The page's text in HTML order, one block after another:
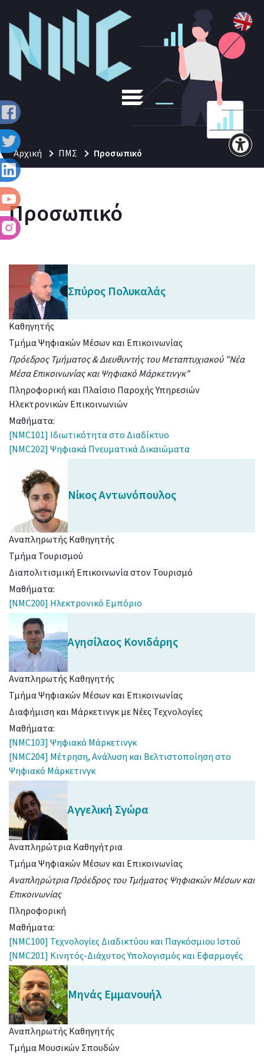
Αρχική ΠΜΣ Προσωπικό
Προσωπικό
Σπύρος Πολυκαλάς
Καθηγητής
Τμήμα Ψηφιακών Μέσων και Επικοινωνίας
Πρόεδρος Τμήματος & Διευθυντής του Μεταπτυχιακού "Νέα
Μέσα Επικοινωνίας και Ψηφιακό Μάρκετινγκ"
Πληροφορική και Πλαίσιο Παροχής Υπηρεσιών
Ηλεκτρονικών Επικοινωνιών
Μαθήματα:
[NMC101] Ιδιωτικότητα στο Διαδίκτυο
[NMC202] Ψηφιακά Πνευματικά Δικαιώματα
ΝίκοςΑντωνόπουλος
Αναπληρωτής Καθηγητής
Τμήμα Τουρισμού
Διαπολιτισμική Επικοινωνία στον Τουρισμό
Μαθήματα:
[NMC200] Ηλεκτρονικό Εμπόριο
Αγησίλαος Κονιδάρης
Αναπληρωτής Καθηγητής
Τμήμα Ψηφιακών Μέσων και Επικοινωνίας
Διαφήμιση και Μάρκετινγκ με Νέες Τεχνολογίες
Μαθήματα:
[NMC103] Ψηφιακό Μάρκετινγκ
[NMC204] Μέτρηση, Ανάλυση και Βελτιστοποίηση στο
Ψηφιακό Μάρκετινγκ
Αγγελική Σγώρα
Αναπληρώτρια Καθηγήτρια
Τμήμα Ψηφιακών Μέσων και Επικοινωνίας
Αναπληρώτρια Πρόεδρος του Τμήματος Ψηφιακών Μέσων και
Επικοινωνίας
Πληροφορική
Μαθήματα:
[NMC100] Τεχνολογίες Διαδικτύου και Παγκόσμιου Ιστού
[NMC201] Κινητός-Διάχυτος Υπολογισμός και Εφαρμογές
Μηνάς Εμμανουήλ
Αναπληρωτής Καθηγητής
Τμήμα Μουσικών Σπουδών